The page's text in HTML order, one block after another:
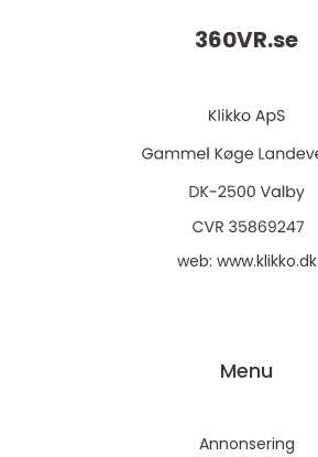
360VR.se
web: www.klikko.dk
Menu
Annonsering